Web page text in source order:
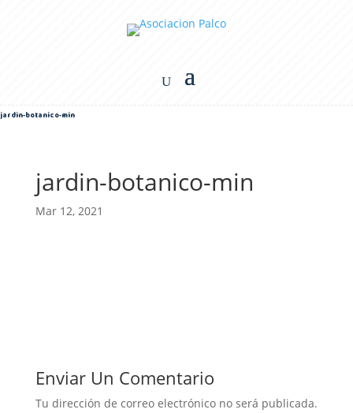
jardin-botanico-min
jardin-botanico-min
Mar 12, 2021
Enviar Un Comentario
Tu dirección de correo electrónico no será publicada.